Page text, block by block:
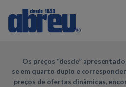
Os preços “desde”
se em quarto duplo e
preços de ofertas dinâmicas,